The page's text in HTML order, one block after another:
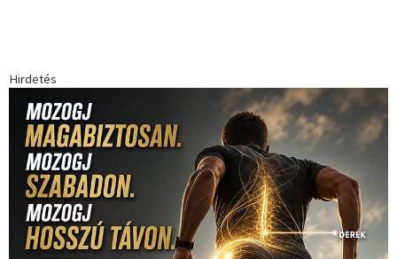
Hirdetés